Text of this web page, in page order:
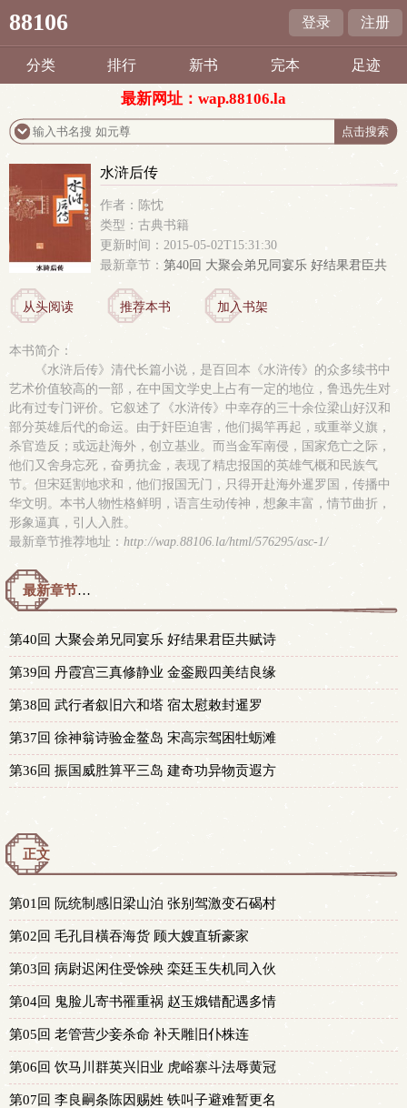
88106 登录 注册
分类 排行 新书 完本 足迹
最新网址：wap.88106.la
水浒后传
作者：陈忱
类型：古典书籍
更新时间：2015-05-02T15:31:30
最新章节： 第40回 大聚会弟兄同宴乐 好结果君臣共
赋诗
从头阅读
推荐本书 加入书架
本书简介：
《水浒后传》清代长篇小说，是百回本《水浒传》的众多续书中
艺术价值较高的一部，在中国文学史上占有一定的地位，鲁迅先生对
此有过专门评价。它叙述了《水浒传》中幸存的三十余位梁山好汉和
部分英雄后代的命运。由于奸臣迫害，他们揭竿再起，或重举义旗，
杀官造反；或远赴海外，创立基业。而当金军南侵，国家危亡之际，
他们又舍身忘死，奋勇抗金，表现了精忠报国的英雄气概和民族气
节。但宋廷割地求和，他们报国无门，只得开赴海外暹罗国，传播中
华文明。本书人物性格鲜明，语言生动传神，想象丰富，情节曲折，
形象逼真，引人入胜。
最新章节推荐地址： http://wap.88106.la/html/576295/asc-1/
最新章节预览 更新时间：2015-05-02T15:31:30
第40回 大聚会弟兄同宴乐 好结果君臣共赋诗
第39回 丹霞宫三真修静业 金銮殿四美结良缘
第38回 武行者叙旧六和塔 宿太慰敕封暹罗
第37回 徐神翁诗验金鳌岛 宋高宗驾困牡蛎滩
第36回 振国威胜算平三岛 建奇功异物贡遐方
正文
第01回 阮统制感旧梁山泊 张别驾激变石碣村
第02回 毛孔目橫吞海货 顾大嫂直斩豪家
第03回 病尉迟闲住受馀殃 栾廷玉失机同入伙
第04回 鬼脸儿寄书罹重祸 赵玉娥错配遇多情
第05回 老管营少妾杀命 补天雕旧仆株连
第06回 饮马川群英兴旧业 虎峪寨斗法辱黄冠
第07回 李良嗣条陈因赐姓 铁叫子避难暂更名